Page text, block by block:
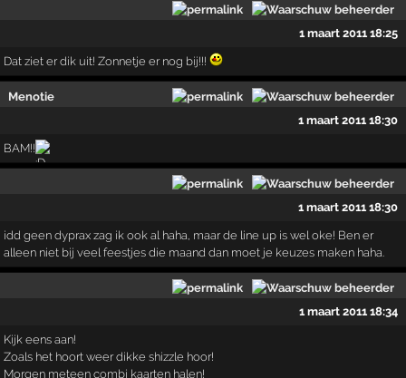
1 maart 2011 18:25
Dat ziet er dik uit! Zonnetje er nog bij!!!
Menotie
1 maart 2011 18:30
BAM!!
1 maart 2011 18:30
idd geen dyprax zag ik ook al haha, maar de line up is wel oke! Ben er
alleen niet bij veel feestjes die maand dan moet je keuzes maken haha.
1 maart 2011 18:34
Kijk eens aan!
Zoals het hoort weer dikke shizzle hoor!
Morgen meteen combi kaarten halen!